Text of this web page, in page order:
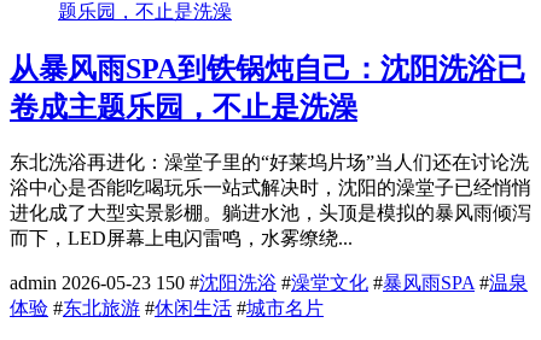
从暴风雨SPA到铁锅炖自己：沈阳洗浴已
卷成主题乐园，不止是洗澡
东北洗浴再进化：澡堂子里的“好莱坞片场”当人们还在讨论洗
浴中心是否能吃喝玩乐一站式解决时，沈阳的澡堂子已经悄悄
进化成了大型实景影棚。躺进水池，头顶是模拟的暴风雨倾泻
而下，LED屏幕上电闪雷鸣，水雾缭绕...
admin 2026-05-23 150 #沈阳洗浴 #澡堂文化 #暴风雨SPA #温泉
体验 #东北旅游 #休闲生活 #城市名片